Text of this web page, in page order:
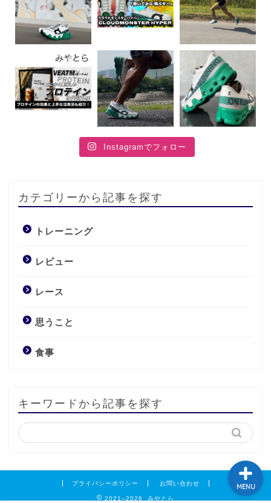
Instagramでフォロー
カテゴリーから記事を探す
トレーニング
レビュー
レース
思うこと
食事
キーワードから記事を探す
プライバシーポリシー お問い合わせ
2021–2026 みやとら
MENU